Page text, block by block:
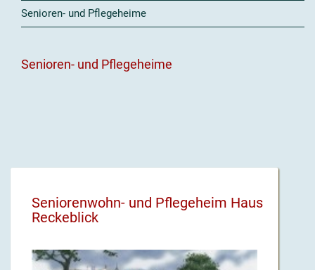
Senioren- und Pflegeheime
Senioren- und Pflegeheime
Seniorenwohn- und Pflegeheim Haus
Reckeblick